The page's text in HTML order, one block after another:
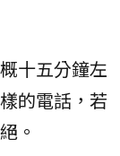
十五分鐘左
的電話，若
。